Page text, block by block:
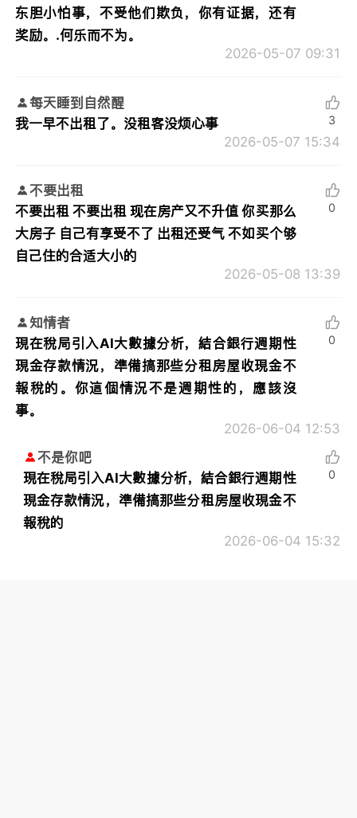
东胆小怕事，不受他们欺负，你有证据，还有
奖励。.何乐而不为。
2026-05-07 09:31
每天睡到自然醒
我一早不出租了。没租客没烦心事
2026-05-07 15:34
3
不要出租
不要出租 不要出租 现在房产又不升值 你买那么
大房子 自己有享受不了 出租还受气 不如买个够
自己住的合适大小的
2026-05-08 13:39
0
知情者
現在稅局引入AI大數據分析，結合銀行週期性
現金存款情況，準備搞那些分租房屋收現金不
報稅的。你這個情況不是週期性的，應該沒
事。
2026-06-04 12:53
0
不是你吧
現在稅局引入AI大數據分析，結合銀行週期性
現金存款情況，準備搞那些分租房屋收現金不
報稅的
2026-06-04 15:32
0